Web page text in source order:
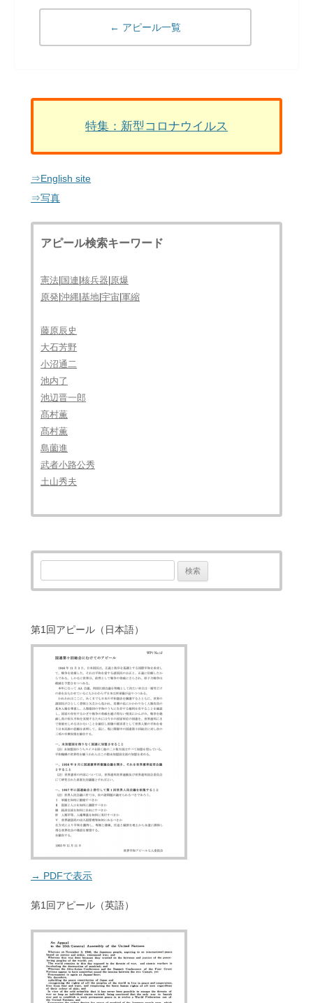
← アピール一覧
特集：新型コロナウイルス
⇒English site
⇒写真
アピール検索キーワード
憲法 国連 核兵器 原爆
原発 沖縄 基地 宇宙 軍縮
藤原辰史
大石芳野
小沼通二
池内了
池辺晋一郎
髙村薫
髙村薫
島薗進
武者小路公秀
土山秀夫
第1回アピール（日本語）
→ PDFで表示
第1回アピール（英語）